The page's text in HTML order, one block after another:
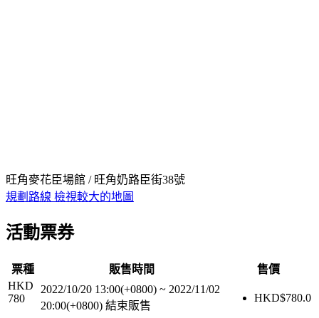
旺角麥花臣場館 / 旺角奶路臣街38號
規劃路線 檢視較大的地圖
活動票券
票種 販售時間
售價
HKD
780
2022/10/20 13:00(+0800) ~ 2022/11/02
20:00(+0800) 結束販售
HKD$780.0